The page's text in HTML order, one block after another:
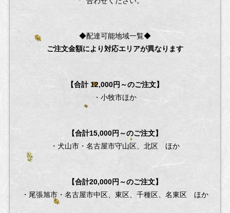
◆配達可能地域一覧◆
ご注文金額により対応エリアが異なります
【合計 12,000円～のご注文】
・小牧市ほか
【合計15,000円～のご注文】
・犬山市・名古屋市守山区、北区 ほか
【合計20,000円～のご注文】
・尾張旭市・名古屋市中区、東区、千種区、名東区 ほか